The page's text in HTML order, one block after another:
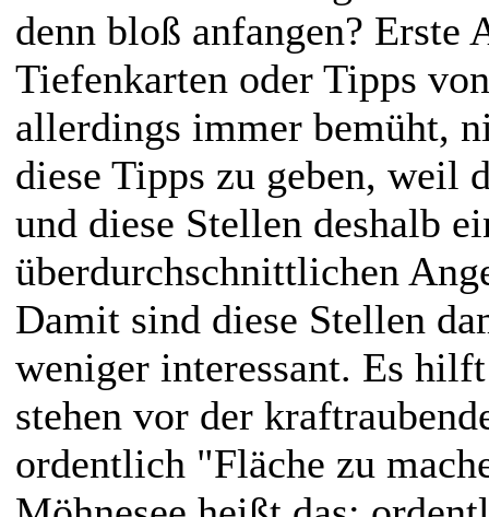
denn bloß anfangen? Erste
Tiefenkarten oder Tipps
allerdings immer bemüht,
diese Tipps zu geben, weil
und diese Stellen deshalb
überdurchschnittlichen
Damit sind diese Stellen
weniger interessant. Es
stehen vor der
ordentlich "Fläche zu